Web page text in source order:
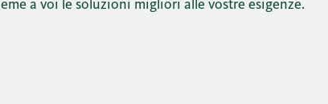
a voi le soluzioni migliori alle vostre esigenze.